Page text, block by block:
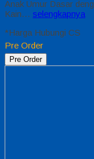
Anak Umur Dasar
Kain… selengkapnya
*Harga Hubungi CS
Pre Order
Pre Order